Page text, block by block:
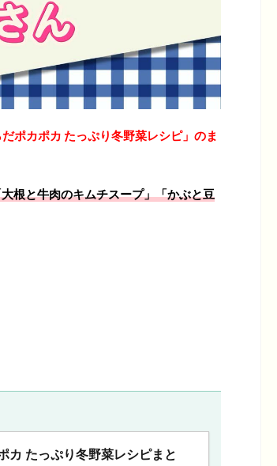
ポカポカ たっぷり冬野菜レシピ」のま
根と牛肉のキムチスープ」「かぶと豆
カ たっぷり冬野菜レシピまと